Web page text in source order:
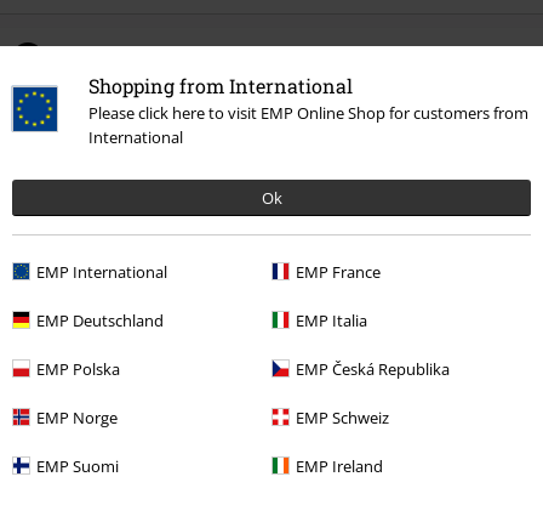
Shopping from International
Please click here to visit EMP Online Shop for customers from
International
Ok
EMP International EMP France
EMP Deutschland EMP Italia
EMP Polska EMP Česká Republika
EMP Norge EMP Schweiz
EMP Suomi EMP Ireland
Podeľte sa o váš názor "Since 1977".
Naposledy navštívené